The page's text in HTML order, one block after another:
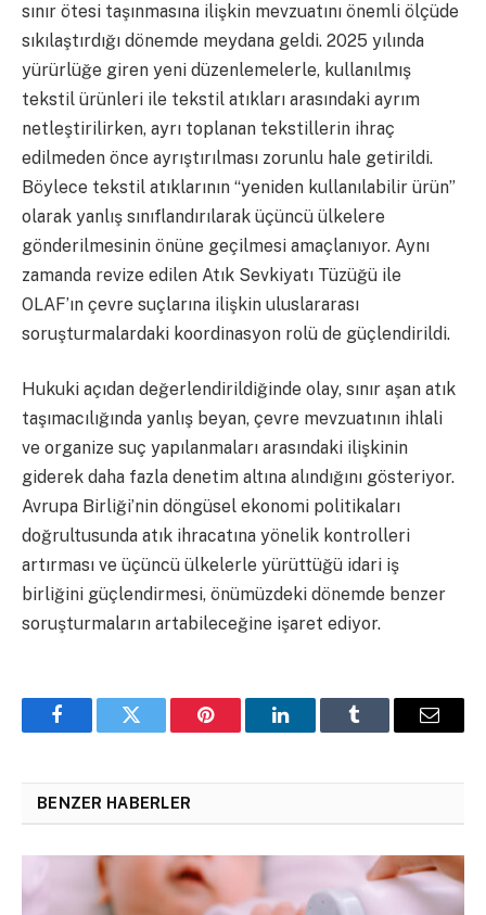
sınır ötesi taşınmasına ilişkin mevzuatını önemli ölçüde
sıkılaştırdığı dönemde meydana geldi. 2025 yılında
yürürlüğe giren yeni düzenlemelerle, kullanılmış
tekstil ürünleri ile tekstil atıkları arasındaki ayrım
netleştirilirken, ayrı toplanan tekstillerin ihraç
edilmeden önce ayrıştırılması zorunlu hale getirildi.
Böylece tekstil atıklarının “yeniden kullanılabilir ürün”
olarak yanlış sınıflandırılarak üçüncü ülkelere
gönderilmesinin önüne geçilmesi amaçlanıyor. Aynı
zamanda revize edilen Atık Sevkiyatı Tüzüğü ile
OLAF’ın çevre suçlarına ilişkin uluslararası
soruşturmalardaki koordinasyon rolü de güçlendirildi.
Hukuki açıdan değerlendirildiğinde olay, sınır aşan atık
taşımacılığında yanlış beyan, çevre mevzuatının ihlali
ve organize suç yapılanmaları arasındaki ilişkinin
giderek daha fazla denetim altına alındığını gösteriyor.
Avrupa Birliği’nin döngüsel ekonomi politikaları
doğrultusunda atık ihracatına yönelik kontrolleri
artırması ve üçüncü ülkelerle yürüttüğü idari iş
birliğini güçlendirmesi, önümüzdeki dönemde benzer
soruşturmaların artabileceğine işaret ediyor.
FacebookTwitter Pinterest LinkedInTumblr Email
BENZER HABERLER